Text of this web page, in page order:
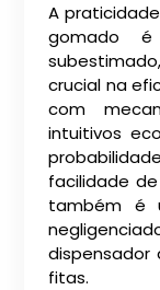
A
gomado
crucial na
com
intuitivos
facilidade
também é
fitas.